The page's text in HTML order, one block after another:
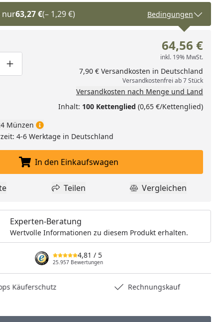
nur63,27 €(– 1,29 €) Bedingungen
um eins verringern
manuell eingeben
Produktmenge um eins erhöhen
64,56 €
inkl. 19% MwSt.
7,90 € Versandkosten in Deutschland
Versandkostenfrei ab 7 Stück
Versandkosten nach Menge und Land
Inhalt: 100 Kettenglied (0,65 €/Kettenglied)
Münzen
4-6 Werktage in Deutschland
In den Einkaufswagen legen
In den Einkaufswagen
zur Wunschliste hinzufügen
Teilen
Teilen Produkt
Vergleichen
Experten-Beratung
Wertvolle Informationen zu diesem Produkt erhalten.
4,81 / 5
25.957 Bewertungen
Käuferschutz Rechnungskauf